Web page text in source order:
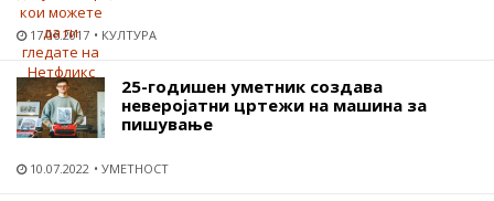
17.06.2017 КУЛТУРА
25-годишен уметник создава
неверојатни цртежи на машина за
пишување
10.07.2022 УМЕТНОСТ